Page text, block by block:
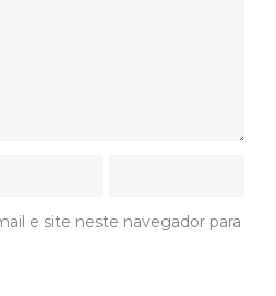
e site neste navegador para